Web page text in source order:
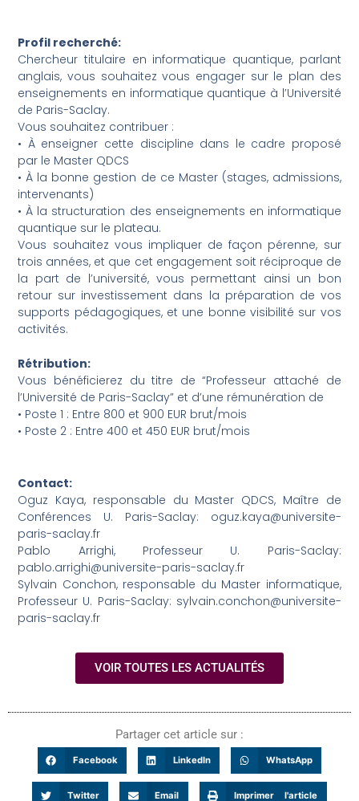
Profil recherché:
Chercheur titulaire en informatique quantique, parlant
anglais, vous souhaitez vous engager sur le plan des
enseignements en informatique quantique à l’Université
de Paris-Saclay.
Vous souhaitez contribuer :
• À enseigner cette discipline dans le cadre proposé
par le Master QDCS
• À la bonne gestion de ce Master (stages, admissions,
intervenants)
• À la structuration des enseignements en informatique
quantique sur le plateau.
Vous souhaitez vous impliquer de façon pérenne, sur
trois années, et que cet engagement soit réciproque de
la part de l’université, vous permettant ainsi un bon
retour sur investissement dans la préparation de vos
supports pédagogiques, et une bonne visibilité sur vos
activités.
Rétribution:
Vous bénéficierez du titre de “Professeur attaché de
l’Université de Paris-Saclay” et d’une rémunération de
• Poste 1 : Entre 800 et 900 EUR brut/mois
• Poste 2 : Entre 400 et 450 EUR brut/mois
Contact:
Oguz Kaya, responsable du Master QDCS, Maître de
Conférences U. Paris-Saclay: oguz.kaya@universite-
paris-saclay.fr
Pablo Arrighi, Professeur U. Paris-Saclay:
pablo.arrighi@universite-paris-saclay.fr
Sylvain Conchon, responsable du Master informatique,
Professeur U. Paris-Saclay: sylvain.conchon@universite-
paris-saclay.fr
VOIR TOUTES LES ACTUALITÉS
Partager cet article sur :
Facebook LinkedIn WhatsApp
Twitter Email Imprimer l'article